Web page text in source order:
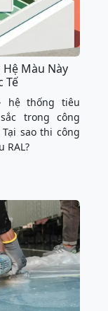
Hệ Màu Này
Tế
hệ thống tiêu
trong công
sao thi công
RAL?